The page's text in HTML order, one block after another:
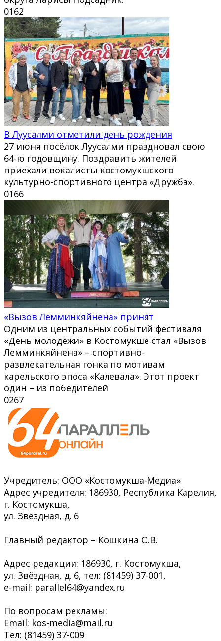
0162
В Луусалми отметили день рождения
27 июня посёлок Луусалми праздновал свою
64-ю годовщину. Поздравить жителей
приехали вокалисты костомукшского
культурно-спортивного центра «Дружба».
0166
«Вызов Лемминкяйнена» принят
Одним из центральных событий фестиваля
«День молодёжи» в Костомукше стал «Вызов
Лемминкяйнена» – спортивно-
развлекательная гонка по мотивам
карельского эпоса «Калевала». Этот проект
один – из победителей
0267
Учредитель: ООО «Костомукша-Медиа»
Адрес учредителя: 186930, Республика Карелия,
г. Костомукша,
ул. Звёздная, д. 6
Главный редактор – Кошкина О.В.
Адрес редакции: 186930, г. Костомукша,
ул. Звёздная, д. 6, тел: (81459) 37-001,
e-mail: parallel64@yandex.ru
По вопросам рекламы:
Email: kos-media@mail.ru
Тел: (81459) 37-009